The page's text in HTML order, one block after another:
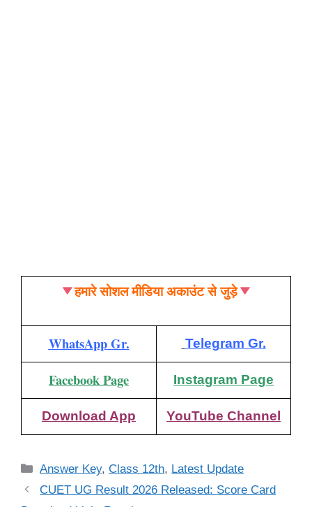
हमारे सोशल मीडिया अकाउंट से जुड़े
WhatsApp Gr. Telegram Gr.
Facebook Page Instagram Page
Download App YouTube Channel
Categories
Answer Key,Class 12th, Latest Update
CUET UG Result 2026 Released: Score Card